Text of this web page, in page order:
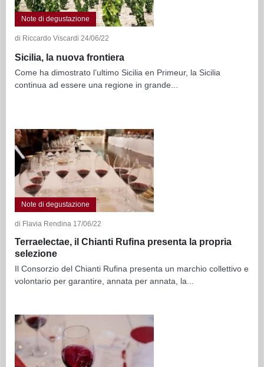
Note di degustazione
di Riccardo Viscardi 24/06/22
Sicilia, la nuova frontiera
Come ha dimostrato l’ultimo Sicilia en Primeur, la Sicilia
continua ad essere una regione in grande...
Note di degustazione
di Flavia Rendina 17/06/22
Terraelectae, il Chianti Rufina presenta la propria
selezione
Il Consorzio del Chianti Rufina presenta un marchio collettivo e
volontario per garantire, annata per annata, la...